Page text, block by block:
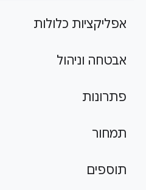
אפליקציות כלולות
אבטחה וניהול
פתרונות
תמחור
תוספים